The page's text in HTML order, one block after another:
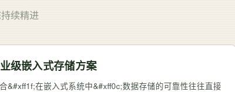
续精进
级嵌入式存储方案
&#xff1f;在嵌入式系统中&#xff0c;数据存储的可靠性往往直接